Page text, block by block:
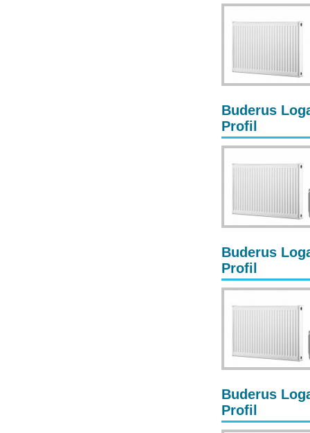
Buderus
Profil
Buderus
Profil
Buderus
Profil